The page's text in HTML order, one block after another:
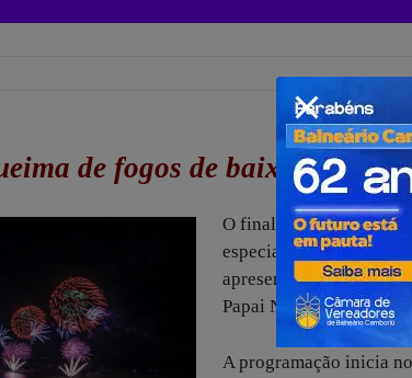
de fogos de baixo ruído
O final de ano 2024 em
especiais para toda a
apresentações,
Papai Noel na Praça da
A programação inicia